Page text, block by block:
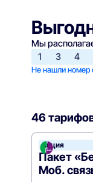
Мы
1
3 4
Не нашли
46
Акция
Пакет
Моб.